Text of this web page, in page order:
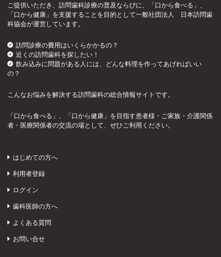
ご提供いただき、訪問歯科診療の普及ならびに、「口から食べる」、
「口から健康」を支援することを目的として一般社団法人 日本訪問歯
科協会が運営しています。
訪問診療の費用はいくらかかるの？
近くの訪問歯科を探したい！
飲み込みに問題がある人には、どんな料理を作ってあげればいい
の？
こんなお悩みを解決する訪問歯科の総合情報サイトです。
「口から食べる」、「口から健康」を目指す患者様・ご家族・介護関係
者・医療関係者の交流の場として、ぜひご利用ください。
はじめての方へ
利用者登録
ログイン
歯科医師の方へ
よくある質問
お問い合せ